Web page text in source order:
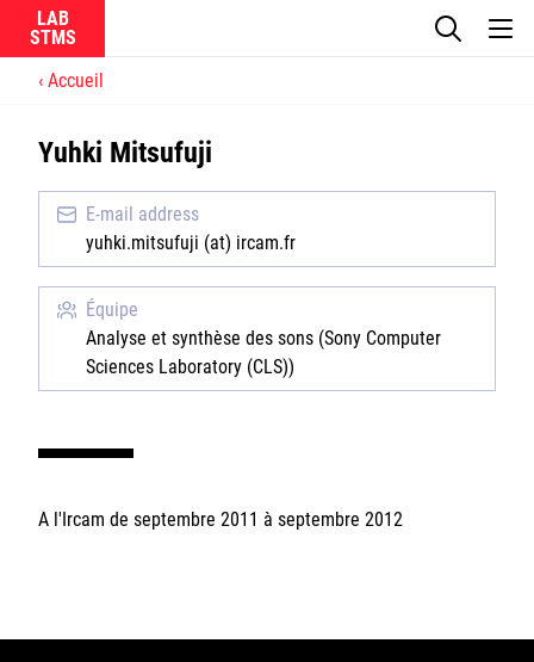
LAB
Ircam
CNRS
La recherche
Actualités
Équipes
Accueil
Yuhki Mitsufuji
E-mail address
yuhki.mitsufuji (at) ircam.fr
Équipe
Analyse et synthèse des sons (Sony Computer
Sciences Laboratory (CLS))
A l'Ircam de septembre 2011 à septembre 2012